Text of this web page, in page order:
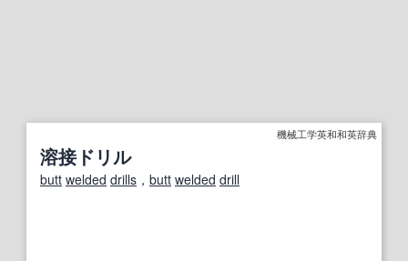
機械工学英和和英辞典
溶接ドリル
butt welded drills ， butt welded drill